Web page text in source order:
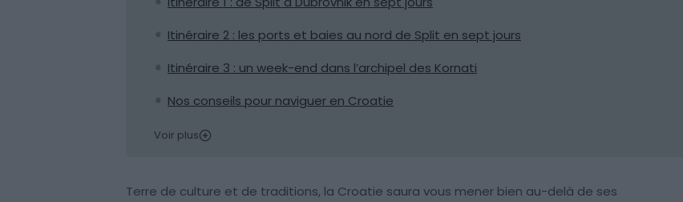
Itinéraire 2 : les ports et baies au nord de Split en sept jours
Itinéraire 3 : un week-end dans l’archipel des Kornati
Nos conseils pour naviguer en Croatie
Voir plus
Terre de culture et de traditions, la Croatie saura vous mener bien au-delà de ses